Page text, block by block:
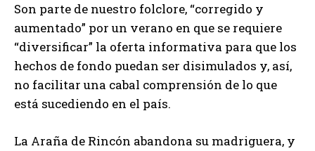
Son parte de nuestro folclore, “corregido y
aumentado” por un verano en que se requiere
“diversificar” la oferta informativa para que los
hechos de fondo puedan ser disimulados y, así,
no facilitar una cabal comprensión de lo que
está sucediendo en el país.
La Araña de Rincón abandona su madriguera, y